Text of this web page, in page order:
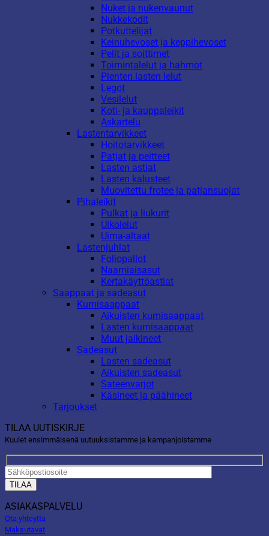
Nuket ja nukenvaunut
Nukkekodit
Potkuttelijat
Keinuhevoset ja keppihevoset
Pelit ja soittimet
Toimintalelut ja hahmot
Pienten lasten lelut
Legot
Vesilelut
Koti- ja kauppaleikit
Askartelu
Lastentarvikkeet
Hoitotarvikkeet
Patjat ja peitteet
Lasten astiat
Lasten kalusteet
Muovitettu frotee ja patjansuojat
Pihaleikit
Pulkat ja liukurit
Ulkolelut
Uima-altaat
Lastenjuhlat
Foliopallot
Naamiaisasut
Kertakäyttöastiat
Saappaat ja sadeasut
Kumisaappaat
Aikuisten kumisaappaat
Lasten kumisaappaat
Muut jalkineet
Sadeasut
Lasten sadeasut
Aikuisten sadeasut
Sateenvarjot
Käsineet ja päähineet
Tarjoukset
TILAA UUTISKIRJE
Kuulet ensimmäisenä uutuuksistamme ja kampanjoistamme
ASIAKASPALVELU
Ota yhteyttä
Maksutavat